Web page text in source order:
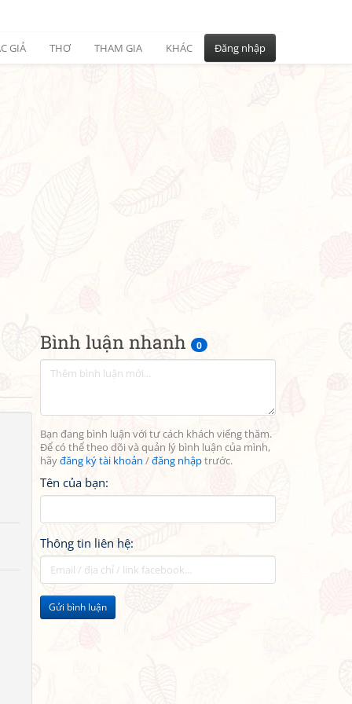
GIẢ THƠ THAM GIA KHÁC Đăng nhập
Bình luận nhanh 0
Bạn đang bình luận với tư cách khách viếng thăm.
Để có thể theo dõi và quản lý bình luận của mình,
hãyđăng ký tài khoản /đăng nhậptrước.
Tên của bạn:
Thông tin liên hệ:
Gửi bình luận